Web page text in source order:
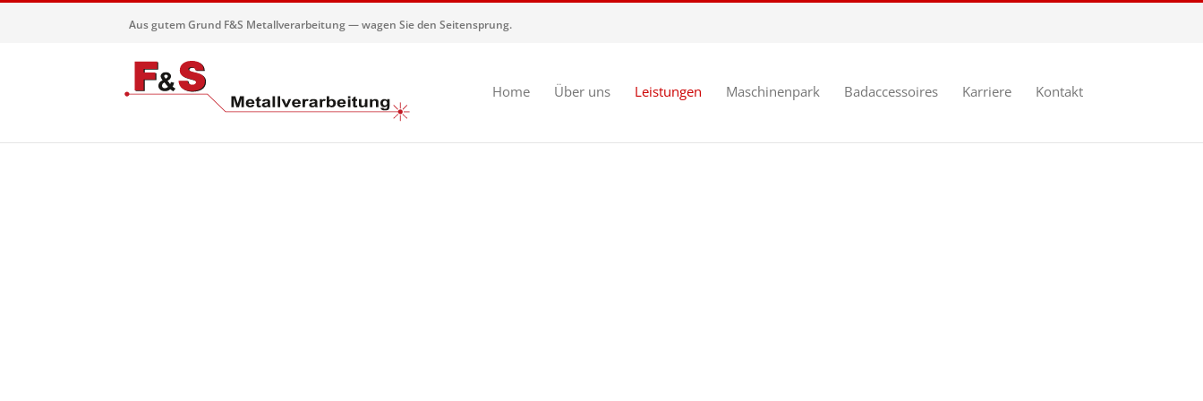
Aus gutem Grund F&S Metallverarbeitung — wagen Sie den Seitensprung.
Home Über uns Leistungen Maschinenpark Badaccessoires Karriere Kontakt